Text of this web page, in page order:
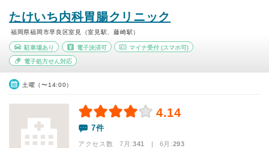
たけいち内科胃腸クリニック
福岡県福岡市早良区室見（室見駅、藤崎駅）
駐車場あり 電子決済可 マイナ受付 (スマホ可)
電子処方せん対応
土曜（〜14:00）
4.14
7件
アクセス数 7月:341 | 6月:293